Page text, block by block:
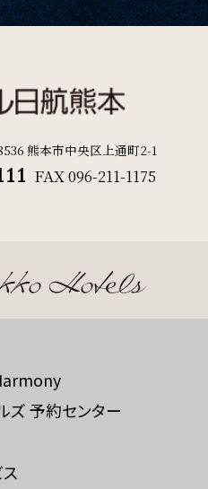
熊本市中央区上通町2-1
FAX096-211-1175
ズ 予約センター